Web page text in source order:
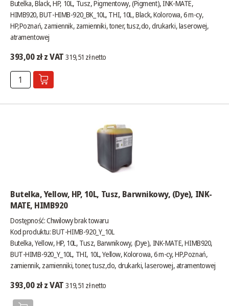
Butelka, Black, HP, 10L, Tusz, Pigmentowy, (Pigment), INK-MATE,
HIMB920, BUT-HIMB-920_BK_10L, THI, 10L, Black, Kolorowa, 6 m-cy,
HP,Poznań, zamiennik, zamienniki, toner, tusz,do, drukarki, laserowej,
atramentowej
393,00 zł z VAT 319,51 zł netto
Butelka, Yellow, HP, 10L, Tusz, Barwnikowy, (Dye), INK-
MATE, HIMB920
Dostępność:Chwilowy brak towaru
Kod produktu: BUT-HIMB-920_Y_10L
Butelka, Yellow, HP, 10L, Tusz, Barwnikowy, (Dye), INK-MATE, HIMB920,
BUT-HIMB-920_Y_10L, THI, 10L, Yellow, Kolorowa, 6 m-cy, HP,Poznań,
zamiennik, zamienniki, toner, tusz,do, drukarki, laserowej, atramentowej
393,00 zł z VAT 319,51 zł netto